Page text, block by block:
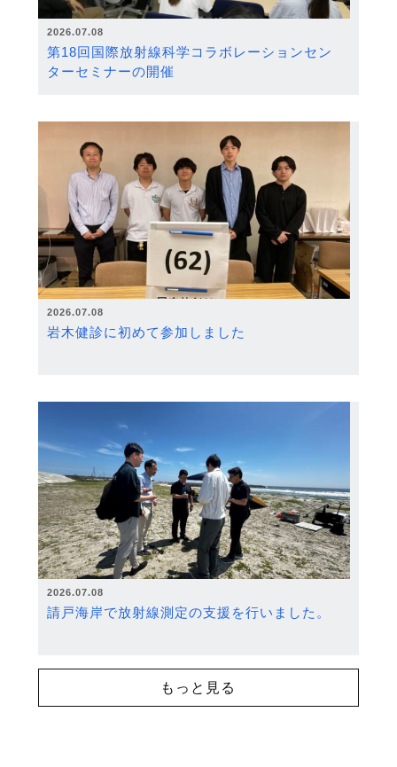
2026.07.08
第18回国際放射線科学コラボレーションセン
ターセミナーの開催
2026.07.08
岩木健診に初めて参加しました
2026.07.08
請戸海岸で放射線測定の支援を行いました。
もっと見る